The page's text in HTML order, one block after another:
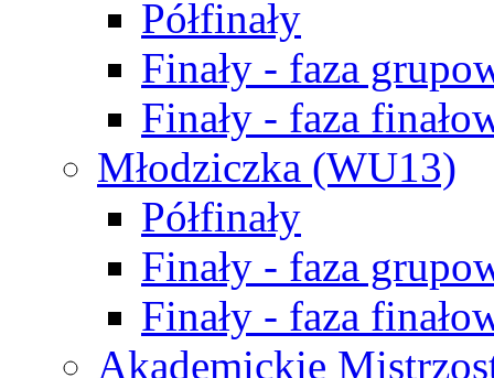
Półfinały
Finały - faza
Finały - faza
Młodziczka (WU13)
Półfinały
Finały - faza
Finały - faza
Akademickie